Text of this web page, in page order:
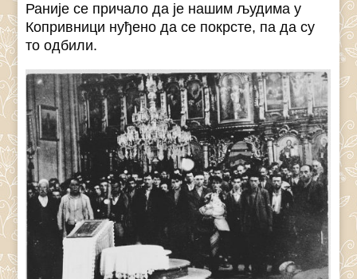
Раније се причало да је нашим људима у
Копривници нуђено да се покрсте, па да су
то одбили.